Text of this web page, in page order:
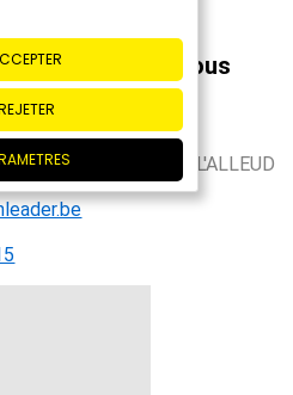
nous vous
délais.
47, 1420 BRAINE-L'ALLEUD